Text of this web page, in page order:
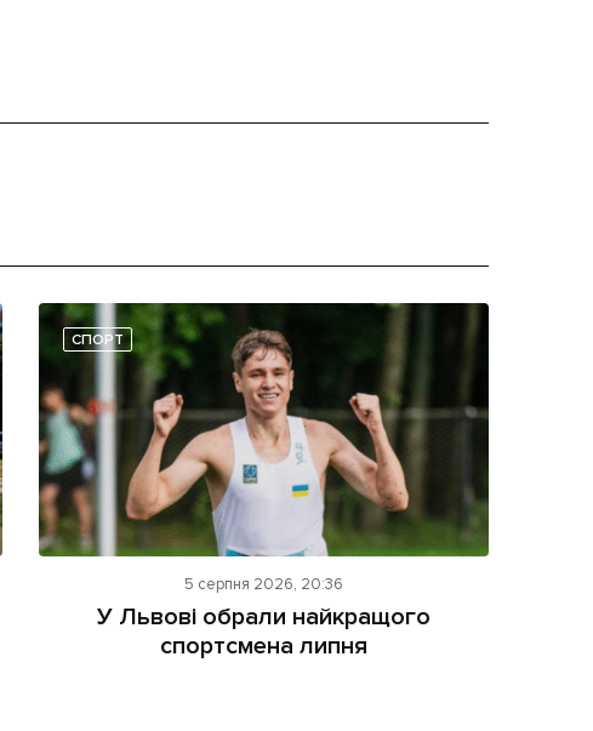
СПОРТ
5 серпня 2026, 20:36
У Львові обрали найкращого
спортсмена липня